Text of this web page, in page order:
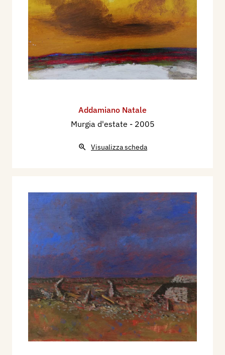
Addamiano Natale
Murgia d'estate - 2005
Visualizza scheda